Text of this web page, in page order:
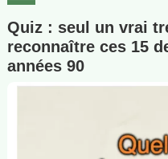
Quiz : seul un vrai
reconnaître ces 15
années 90